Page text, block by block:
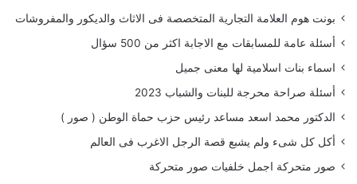
بونت هوم العلامة التجارية المتخصصة فى الاثاث والديكور والمفروشات
أسئلة عامة للمسابقات مع الاجابة اكثر من 500 سؤال
اسماء بنات اسلامية لها معنى جميل
أسئلة صراحة محرجة للبنات والشباب 2023
الدكتور محمد اسعد مساعد رئيس حزب حماة الوطن ( صور )
أكل كل شىء ولم يشبع قصة الرجل الاغرب فى العالم
صور متحركة اجمل خلفيات صور متحركة